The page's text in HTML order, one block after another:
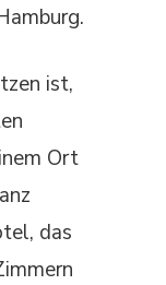
ist,
Ort
das